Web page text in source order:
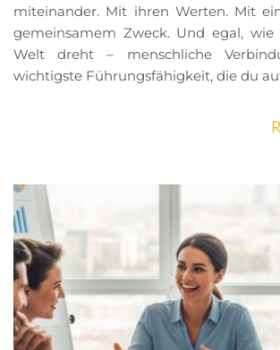
miteinander. Mit ihren Werten. Mit
gemeinsamem Zweck. Und egal, wie
Welt dreht – menschliche
wichtigste Führungsfähigkeit, die du